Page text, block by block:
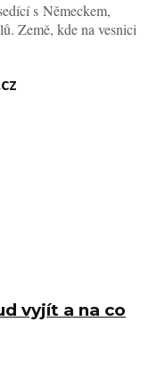
s Německem,
Země, kde na vesnici
vyjít a na co